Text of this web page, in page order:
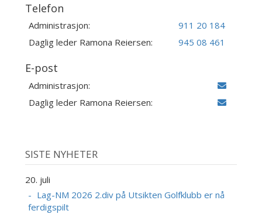
Telefon
Administrasjon:
911 20 184
Daglig leder Ramona Reiersen:
945 08 461
E-post
Administrasjon:
Daglig leder Ramona Reiersen:
SISTE NYHETER
20. juli
Lag-NM 2026 2.div på Utsikten Golfklubb er nå
ferdigspilt